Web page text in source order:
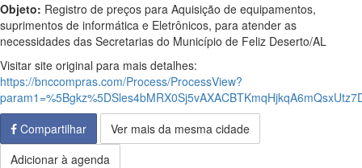
Objeto: Registro de preços para Aquisição de equipamentos,
suprimentos de informática e Eletrônicos, para atender as
necessidades das Secretarias do Município de Feliz Deserto/AL
Visitar site original para mais detalhes:
https://bnccompras.com/Process/ProcessView?
Compartilhar
Ver mais da mesma cidade
Adicionar à agenda